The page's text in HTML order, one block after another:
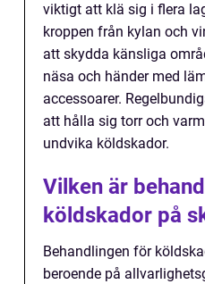
viktigt att klä sig i flera
kroppen från kylan och
att skydda känsliga
näsa och händer med
accessoarer.
att hålla sig torr och
undvika köldskador.
Vilken är
köldskador på
Behandlingen för
beroende på